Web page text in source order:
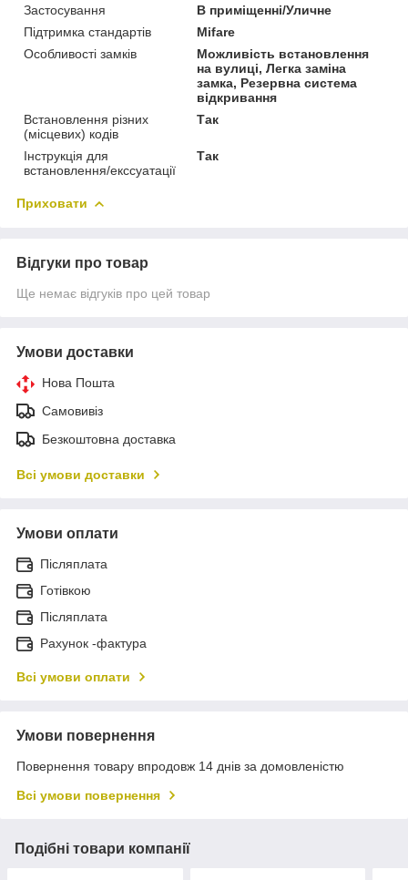
Застосування
В приміщенні/Уличне
Підтримка стандартів
Mifare
Особливості замків
Можливість встановлення
на вулиці, Легка заміна
замка, Резервна система
відкривання
Встановлення різних
(місцевих) кодів
Так
Інструкція для
встановлення/екссуатації
Так
Приховати
Відгуки про товар
Ще немає відгуків про цей товар
Умови доставки
Нова Пошта
Самовивіз
Безкоштовна доставка
Всі умови доставки
Умови оплати
Післяплата
Готівкою
Післяплата
Рахунок -фактура
Всі умови оплати
Умови повернення
Повернення товару впродовж 14 днів за домовленістю
Всі умови повернення
Подібні товари компанії